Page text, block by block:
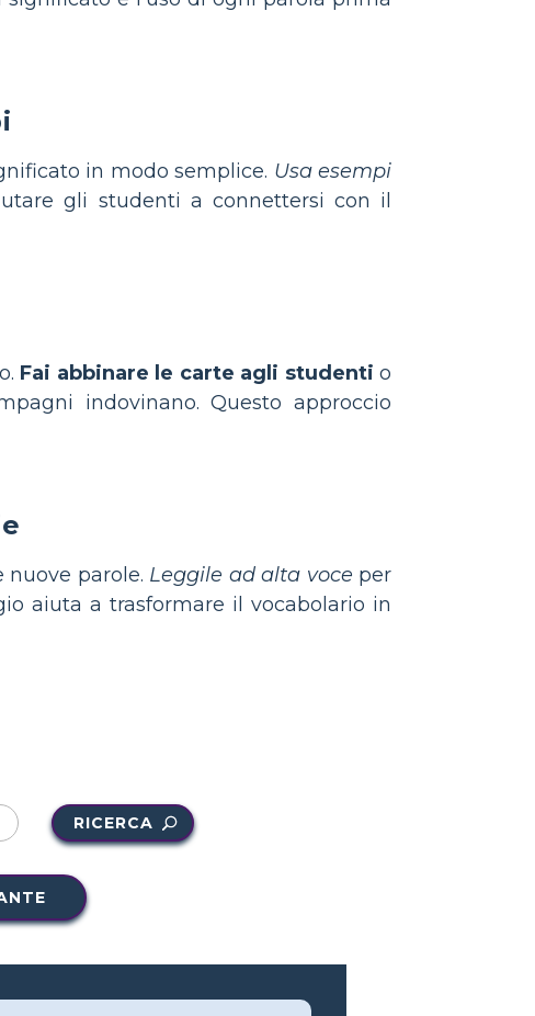
in modo semplice. Usa esempi
gli studenti a connettersi con il
Fai abbinare le carte agli studenti o
indovinano. Questo approccio
parole. Leggile ad alta voce per
aiuta a trasformare il vocabolario in
RICERCA